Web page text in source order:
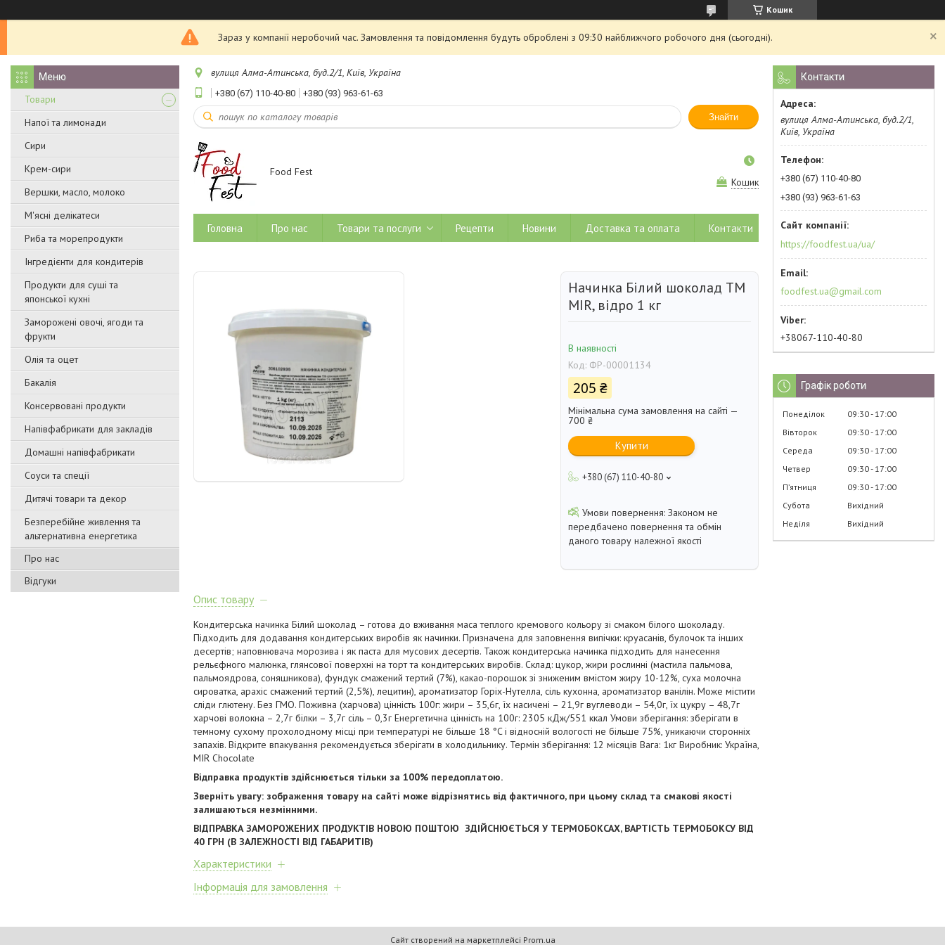
Кошик
Зараз у компанії неробочий час. Замовлення та повідомлення будуть оброблені з 09:30 найближчого робочого дня (сьогодні).
Товари
Напої та лимонади
Сири
Крем-сири
Вершки, масло, молоко
М'ясні делікатеси
Риба та морепродукти
Інгредієнти для кондитерів
Продукти для суші та
японської кухні
Заморожені овочі, ягоди та
фрукти
Олія та оцет
Бакалія
Консервовані продукти
Напівфабрикати для закладів
Домашні напівфабрикати
Соуси та спеції
Дитячі товари та декор
Безперебійне живлення та
альтернативна енергетика
Про нас
Відгуки
вулиця Алма-Атинська, буд.2/1, Київ, Україна
+380 (67) 110-40-80 +380 (93) 963-61-63
Знайти
Food Fest
Кошик
Головна Про нас Товари та послуги Рецепти Новини Доставка та оплата Контакти
Начинка Білий шоколад ТМ
MIR, відро 1 кг
В наявності
Код: ФР-00001134
205 ₴
Мінімальна сума замовлення на сайті —
700 ₴
Купити
+380 (67) 110-40-80
Законом не
передбачено повернення та обмін
даного товару належної якості
Опис товару
Кондитерська начинка Білий шоколад – готова до вживання маса теплого кремового кольору зі смаком білого шоколаду.
Підходить для додавання кондитерських виробів як начинки. Призначена для заповнення випічки: круасанів, булочок та інших
десертів; наповнювача морозива і як паста для мусових десертів. Також кондитерська начинка підходить для нанесення
рельєфного малюнка, глянсової поверхні на торт та кондитерських виробів. Склад: цукор, жири рослинні (мастила пальмова,
пальмоядрова, соняшникова), фундук смажений тертий (7%), какао-порошок зі зниженим вмістом жиру 10-12%, суха молочна
сироватка, арахіс смажений тертий (2,5%), лецитин), ароматизатор Горіх-Нутелла, сіль кухонна, ароматизатор ванілін. Може містити
сліди глютену. Без ГМО. Поживна (харчова) цінність 100г: жири – 35,6г, їх насичені – 21,9г вуглеводи – 54,0г, їх цукру – 48,7г
харчові волокна – 2,7г білки – 3,7г сіль – 0,3г Енергетична цінність на 100г: 2305 кДж/551 ккал Умови зберігання: зберігати в
темному сухому прохолодному місці при температурі не більше 18 °C і відносній вологості не більше 75%, уникаючи сторонніх
запахів. Відкрите впакування рекомендується зберігати в холодильнику. Термін зберігання: 12 місяців Вага: 1кг Виробник: Україна,
MIR Chocolate
Відправка продуктів здійснюється тільки за 100% передоплатою.
Зверніть увагу: зображення товару на сайті може відрізнятись від фактичного, при цьому склад та смакові якості
залишаються незмінними.
ВІДПРАВКА ЗАМОРОЖЕНИХ ПРОДУКТІВ НОВОЮ ПОШТОЮ ЗДІЙСНЮЄТЬСЯ У ТЕРМОБОКСАХ, ВАРТІСТЬ ТЕРМОБОКСУ ВІД
40 ГРН (В ЗАЛЕЖНОСТІ ВІД ГАБАРИТІВ)
Характеристики
Інформація для замовлення
Контакти
вулиця Алма-Атинська, буд.2/1,
Київ, Україна
+380 (67) 110-40-80
+380 (93) 963-61-63
https://foodfest.ua/ua/
foodfest.ua@gmail.com
+38067-110-40-80
Графік роботи
Понеділок 09:30 17:00
Вівторок
09:30 17:00
Середа
09:30 17:00
Четвер
09:30 17:00
Пʼятниця
09:30 17:00
Субота
Вихідний
Неділя
Вихідний
Сайт створений на маркетплейсі Prom.ua